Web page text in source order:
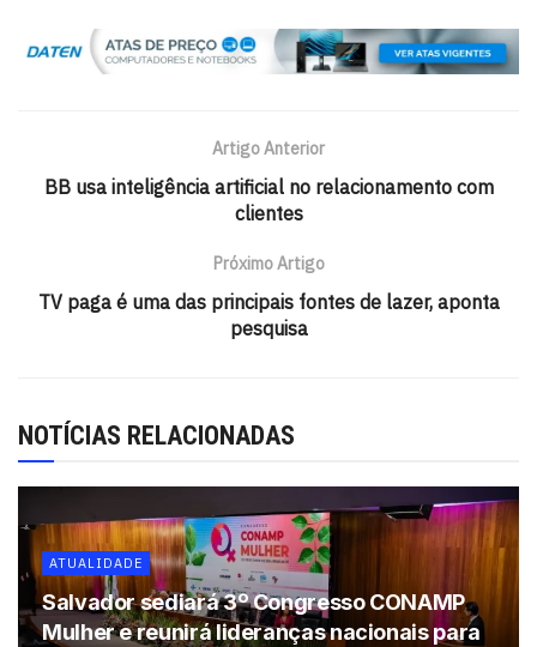
Artigo Anterior
BB usa inteligência artificial no relacionamento com
clientes
Próximo Artigo
TV paga é uma das principais fontes de lazer, aponta
pesquisa
NOTÍCIAS RELACIONADAS
ATUALIDADE
Salvador sediará 3º Congresso CONAMP
Mulher e reunirá lideranças nacionais para